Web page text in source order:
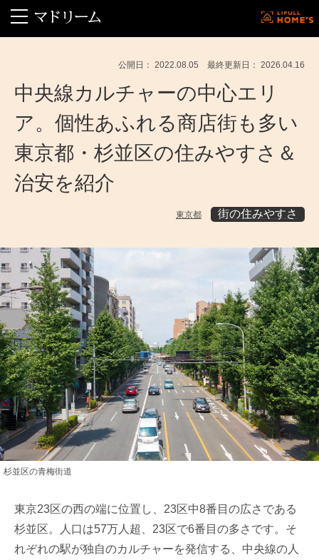
公開日： 2022.08.05 最終更新日： 2026.04.16
中央線カルチャーの中心エリ
ア。個性あふれる商店街も多い
東京都・杉並区の住みやすさ＆
治安を紹介
東京都 街の住みやすさ
杉並区の青梅街道
東京23区の西の端に位置し、23区中8番目の広さである
杉並区。人口は57万人超、23区で6番目の多さです。そ
れぞれの駅が独自のカルチャーを発信する、中央線の人